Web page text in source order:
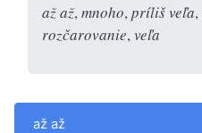
až až, mnoho, príliš veľa,
rozčarovanie, veľa
až až